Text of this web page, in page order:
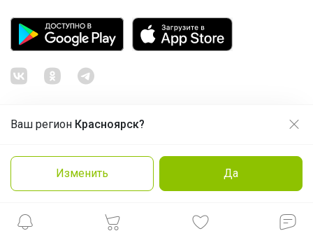
Ваш регион Красноярск?
Изменить Да
Политика конфиденциальности
Cоглашение пользователя
Продолжая использовать этот сайт и нажимая кнопку
Принять